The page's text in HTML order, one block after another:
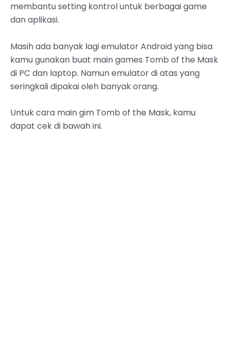
membantu setting kontrol untuk berbagai game
dan aplikasi.
Masih ada banyak lagi emulator Android yang bisa
kamu gunakan buat main games Tomb of the Mask
di PC dan laptop. Namun emulator di atas yang
seringkali dipakai oleh banyak orang.
Untuk cara main gim Tomb of the Mask, kamu
dapat cek di bawah ini.